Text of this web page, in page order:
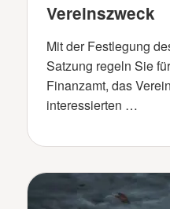
Vereinszweck
Mit der Festlegung
Satzung regeln Sie
Finanzamt, das
interessierten …